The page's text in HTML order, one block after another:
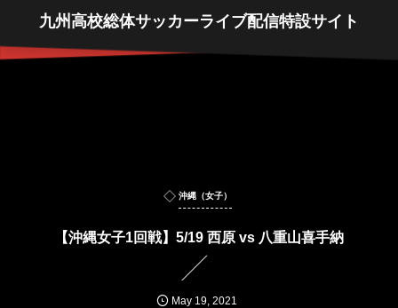
九州高校総体サッカーライブ配信特設サイト
沖縄（女子）
【沖縄女子1回戦】5/19 西原 vs 八重山喜手納
May 19 ,2021